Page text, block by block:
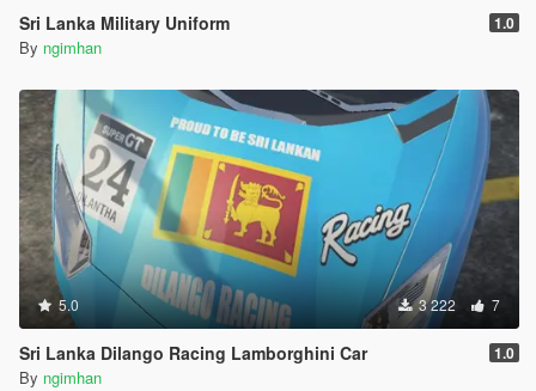
Sri Lanka Military Uniform 1.0
By ngimhan
5.0 3 222 7
Sri Lanka Dilango Racing Lamborghini Car 1.0
By ngimhan